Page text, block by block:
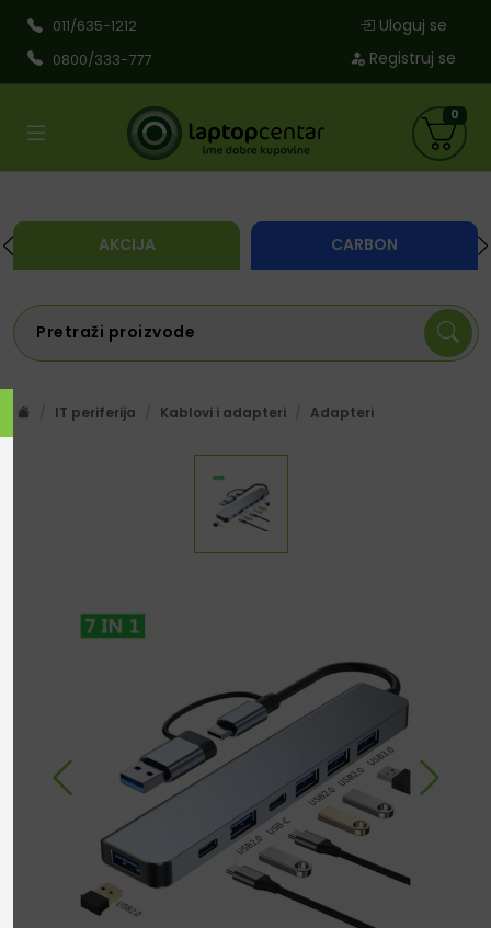
011/635-1212
0800/333-777
Uloguj se
Registruj se
AKCIJA CARBON
0
IT periferija Kablovi i adapteri Adapteri